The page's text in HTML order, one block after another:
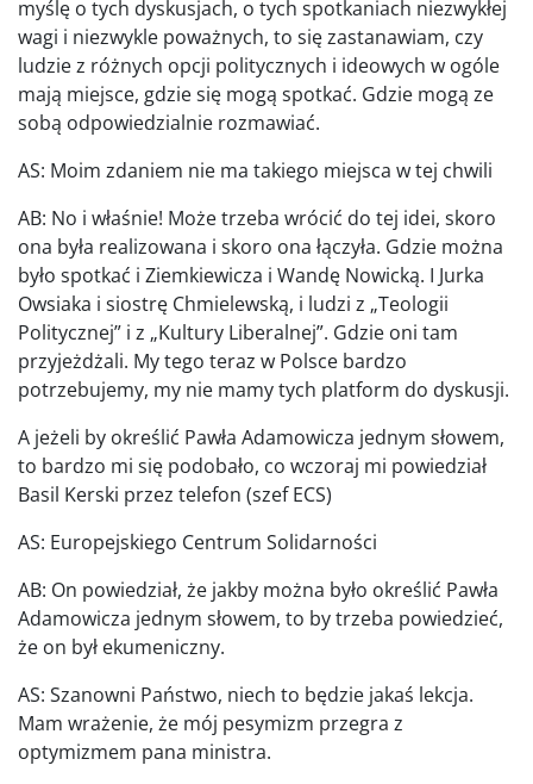
myślę o tych dyskusjach, o tych spotkaniach niezwykłej
wagi i niezwykle poważnych, to się zastanawiam, czy
ludzie z różnych opcji politycznych i ideowych w ogóle
mają miejsce, gdzie się mogą spotkać. Gdzie mogą ze
sobą odpowiedzialnie rozmawiać.
AS: Moim zdaniem nie ma takiego miejsca w tej chwili
AB: No i właśnie! Może trzeba wrócić do tej idei, skoro
ona była realizowana i skoro ona łączyła. Gdzie można
było spotkać i Ziemkiewicza i Wandę Nowicką. I Jurka
Owsiaka i siostrę Chmielewską, i ludzi z „Teologii
Politycznej” i z „Kultury Liberalnej”. Gdzie oni tam
przyjeżdżali. My tego teraz w Polsce bardzo
potrzebujemy, my nie mamy tych platform do dyskusji.
A jeżeli by określić Pawła Adamowicza jednym słowem,
to bardzo mi się podobało, co wczoraj mi powiedział
Basil Kerski przez telefon (szef ECS)
AS: Europejskiego Centrum Solidarności
AB: On powiedział, że jakby można było określić Pawła
Adamowicza jednym słowem, to by trzeba powiedzieć,
że on był ekumeniczny.
AS: Szanowni Państwo, niech to będzie jakaś lekcja.
Mam wrażenie, że mój pesymizm przegra z
optymizmem pana ministra.